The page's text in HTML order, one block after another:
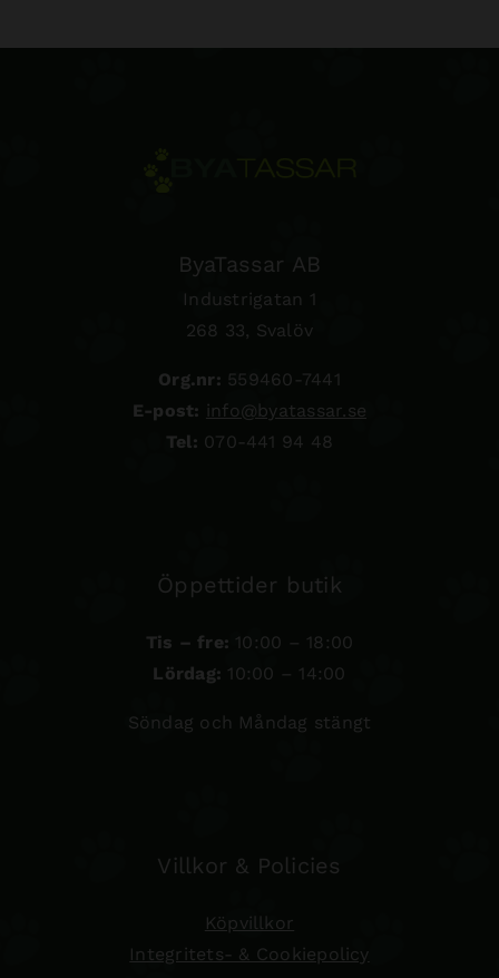
ByaTassar AB
Industrigatan 1
268 33, Svalöv
Org.nr: 559460-7441
E-post: info@byatassar.se
Tel: 070-441 94 48
Öppettider butik
Tis – fre: 10:00 – 18:00
Lördag: 10:00 – 14:00
Söndag och Måndag stängt
Villkor & Policies
Köpvillkor
Integritets- & Cookiepolicy